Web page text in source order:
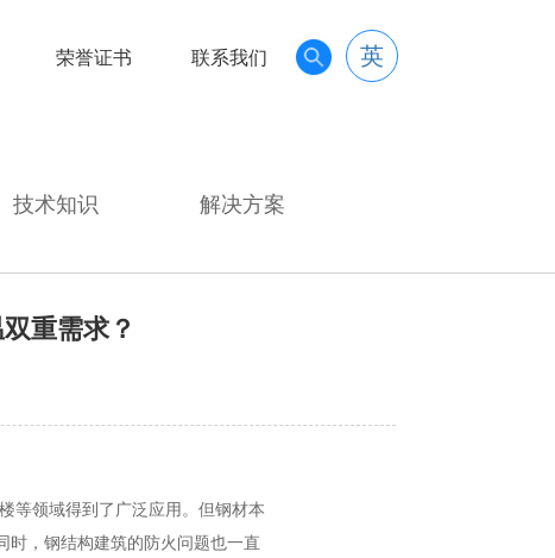
荣誉证书 联系我们 英
技术知识 解决方案
重需求？
等领域得到了广泛应用。但钢材本
时，钢结构建筑的防火问题也一直